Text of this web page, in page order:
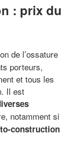
: prix du
de l’ossature
porteurs,
et tous les
Il est
notamment si
construction